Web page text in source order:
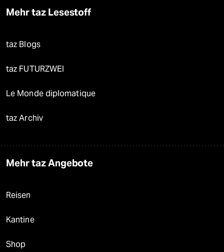
Mehr taz Lesestoff
taz Blogs
taz FUTURZWEI
Le Monde diplomatique
taz Archiv
Mehr taz Angebote
Reisen
Kantine
Shop